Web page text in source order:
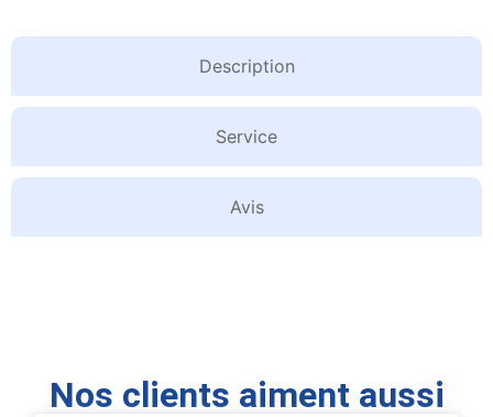
Description
Service
Avis
Nos clients aiment aussi